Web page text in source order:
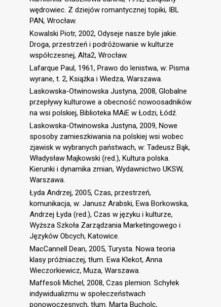
wędrowiec. Z dziejów romantycznej topiki, IBL
PAN, Wrocław.
Kowalski Piotr, 2002, Odyseje nasze byle jakie.
Droga, przestrzeń i podróżowanie w kulturze
współczesnej, Alta2, Wrocław.
Lafarque Paul, 1961, Prawo do lenistwa, w: Pisma
wyrane, t. 2, Książka i Wiedza, Warszawa.
Laskowska-Otwinowska Justyna, 2008, Globalne
przepływy kulturowe a obecność nowoosadników
na wsi polskiej, Biblioteka MAiE w Łodzi, Łódź.
Laskowska-Otwinowska Justyna, 2009, Nowe
sposoby zamieszkiwania na polskiej wsi wobec
zjawisk w wybranych państwach, w: Tadeusz Bąk,
Władysław Majkowski (red.), Kultura polska.
Kierunki i dynamika zmian, Wydawnictwo UKSW,
Warszawa.
Łyda Andrzej, 2005, Czas, przestrzeń,
komunikacja, w: Janusz Arabski, Ewa Borkowska,
Andrzej Łyda (red.), Czas w języku i kulturze,
Wyższa Szkoła Zarządzania Marketingowego i
Języków Obcych, Katowice.
MacCannell Dean, 2005, Turysta. Nowa teoria
klasy próżniaczej, tłum. Ewa Klekot, Anna
Wieczorkiewicz, Muza, Warszawa.
Maffesoli Michel, 2008, Czas plemion. Schyłek
indywidualizmu w społeczeństwach
ponowoczesnych, tłum. Marta Bucholc,